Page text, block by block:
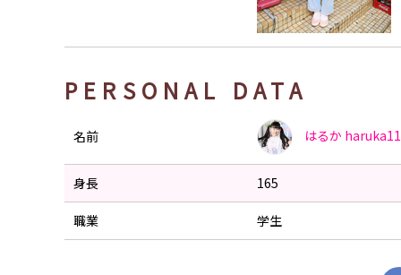
PERSONAL DATA
名前 はるか
身長 165
職業 学生